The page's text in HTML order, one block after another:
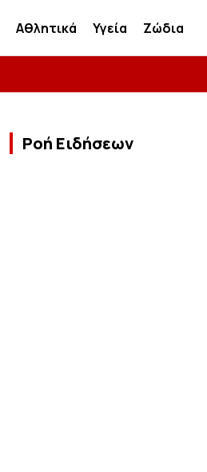
Αθλητικά Υγεία Ζώδια
Ροή Ειδήσεων